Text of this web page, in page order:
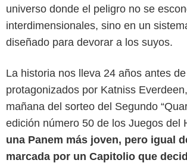
universo donde el peligro no se
interdimensionales, sino en un
diseñado para devorar a los suyos.
La historia nos lleva 24 años antes
protagonizados por Katniss
mañana del sorteo del Segundo
edición número 50 de los Juegos del
una Panem más joven, pero igual
marcada por un Capitolio que